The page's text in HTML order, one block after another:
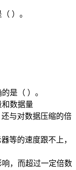
）。
是（ ）。
和数据量
与对数据压缩的倍
等的速度跟不上，
，而超过一定倍数